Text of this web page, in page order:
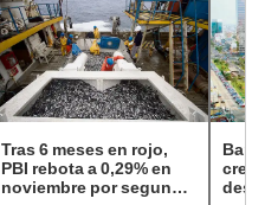
Tras 6 meses en rojo,
PBI rebota a 0,29% en
noviembre por segunda